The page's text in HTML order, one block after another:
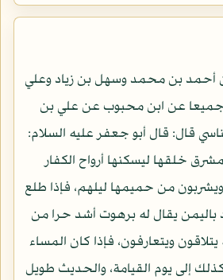
أحمد بن محمد وسهل بن زياد وعلي
جميعا عن ابن محبوب عن علي بن
قال: قال أبو جعفر عليه السلام:
خلقها ليسكنها أرواح الكفار
من حميمها ليلهم، فإذا طلع
باليمن يقال له برهوت أشد حرا من
يتلاقون ويتعارفون، فإذا كان المساء
كذلك إلى يوم القيامة، والحديث طويل